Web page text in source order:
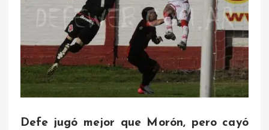
Defe jugó mejor que Morón, pero cayó